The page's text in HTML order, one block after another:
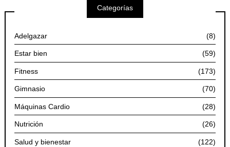
Categorías
Adelgazar (8)
Estar bien (59)
Fitness (173)
Gimnasio (70)
Máquinas Cardio (28)
Nutrición (26)
Salud y bienestar (122)